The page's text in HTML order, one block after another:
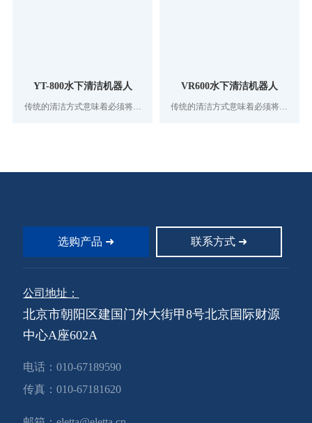
YT-800水下清洁机器人
传统的清洁方式意味着必须将水
池或派人下水。
VR600水下清洁机器人
传统的清洁方式意味着必须将水
池或派人下水。
选购产品 ➜ 联系方式 ➜
公司地址：
北京市朝阳区建国门外大街甲8号北京国际财源
中心A座602A
电话：010-67189590
传真：010-67181620